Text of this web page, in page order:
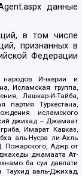
данные
в том числе
признанных в
Федерации
Ичкерии и
Исламская группа,
Лашкар-И-Тайба,
партия Туркестана,
исламского
джихад – Джамаат
Имарат Кавказ,
аль-Нусра ли-Ахль
Аджр от
джамаата Ат-
ба суи давлати
Таухид валь-Джихад,